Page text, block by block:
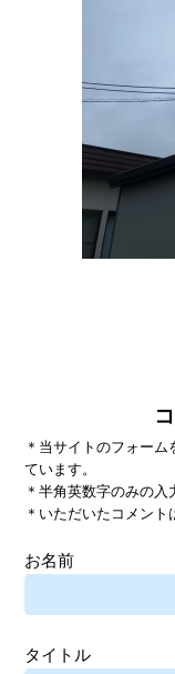
＊当サイトのフォー
ています。
＊半角英数字のみの入
＊いただいたコメント
お名前
タイトル